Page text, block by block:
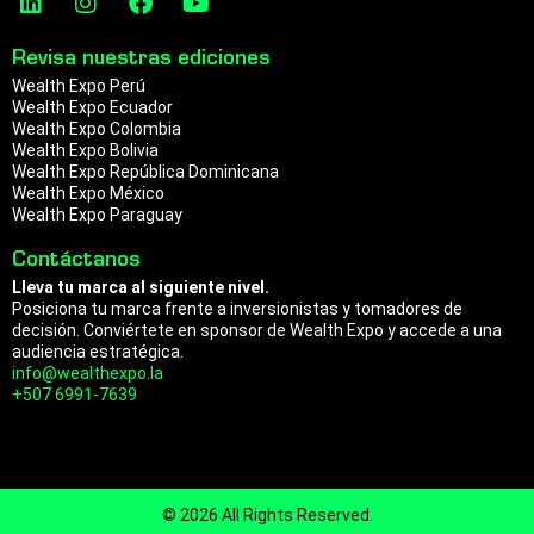
i
k
e
d
i
n
n
t
a
g
r
a
m
a
e
b
o
o
k
o
u
t
Revisa nuestras ediciones
Wealth Expo Perú
Wealth Expo Ecuador
Wealth Expo Colombia
Wealth Expo Bolivia
Wealth Expo República Dominicana
Wealth Expo México
Wealth Expo Paraguay
Contáctanos
Lleva tu marca al siguiente nivel.
Posiciona tu marca frente a inversionistas y tomadores de
decisión. Conviértete en sponsor de Wealth Expo y accede a una
audiencia estratégica.
info@wealthexpo.la
+507 6991-7639
© 2026 All Rights Reserved.